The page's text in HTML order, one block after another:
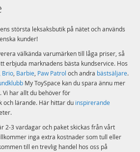
största leksaksbutik på nätet och används
kunder!
välkända varumärken till låga priser, så
erbjuda marknadens bästa kundservice. Hos
Brio, Barbie, Paw Patrol och andra bästsäljare.
My ToySpace kan du spara ännu mer
Vi har allt du behöver för
och lärande. Här hittar du inspirerande
2-3 vardagar och paket skickas från vårt
inga extra kostnader som tull eller
till en trevlig handel hos oss på